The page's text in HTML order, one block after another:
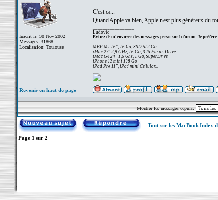
Inscrit le: 30 Nov 2002
Messages: 31868
Localisation: Toulouse
C'est ca...
Quand Apple va bien, Apple n'est plus généreux du
Ludovic
Evitez de m'envoyer des messages perso sur le forum. Je préfère
MBP M1 16", 16 Go, SSD 512 Go
iMac 27" 2,9 GHz, 16 Go, 3 To FusionDrive
iMac G4 24" 1,6 Ghz, 1 Go, SuperDrive
iPhone 12 mini 128 Go
iPad Pro 11", iPad mini Cellular...
Revenir en haut de page
Montrer les messages depuis:
Tout sur les MacBook Index
Page 1 sur 2